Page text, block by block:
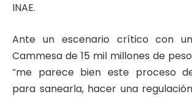
INAE.
Ante un escenario crítico con
Cammesa de 15 mil millones de
“me parece bien este proceso
para sanearla, hacer una